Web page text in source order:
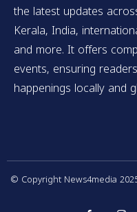
the latest updates
Kerala, India,
and more. It offers
events, ensuring
happenings locally and
© Copyright News4media